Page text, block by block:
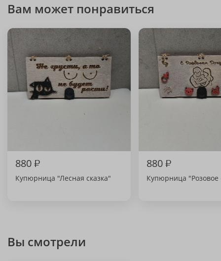
Вам может понравиться
880₽
Купюрница "Лесная сказка"
880₽
Купюрница "Розовое
Вы смотрели